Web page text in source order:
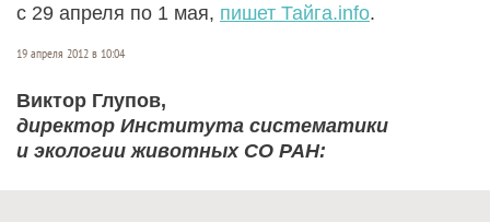
с 29 апреля по 1 мая, пишет Тайга.info.
19 апреля 2012 в 10:04
Виктор Глупов,
директор Института систематики
и экологии животных СО РАН: